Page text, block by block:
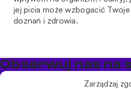
Zarządzaj
jej picia może wzbogacić
doznań i zdrowia.
Obserwuj nas na
Bądź na bieżąco z promocjami i